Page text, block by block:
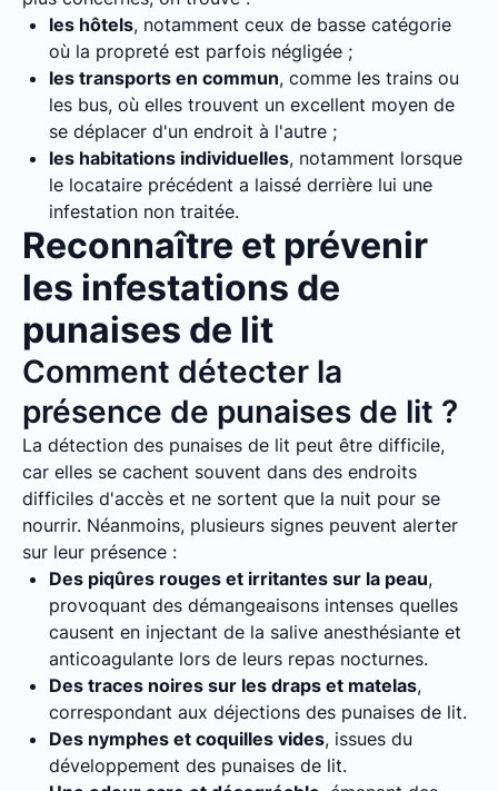
les hôtels, notamment ceux de basse catégorie
où la propreté est parfois négligée ;
les transports en commun, comme les trains ou
les bus, où elles trouvent un excellent moyen de
se déplacer d'un endroit à l'autre ;
les habitations individuelles, notamment lorsque
le locataire précédent a laissé derrière lui une
infestation non traitée.
Reconnaître et prévenir
les infestations de
punaises de lit
Comment détecter la
présence de punaises de lit ?
La détection des punaises de lit peut être difficile,
car elles se cachent souvent dans des endroits
difficiles d'accès et ne sortent que la nuit pour se
nourrir. Néanmoins, plusieurs signes peuvent alerter
sur leur présence :
Des piqûres rouges et irritantes sur la peau,
provoquant des démangeaisons intenses quelles
causent en injectant de la salive anesthésiante et
anticoagulante lors de leurs repas nocturnes.
Des traces noires sur les draps et matelas,
correspondant aux déjections des punaises de lit.
Des nymphes et coquilles vides, issues du
développement des punaises de lit.